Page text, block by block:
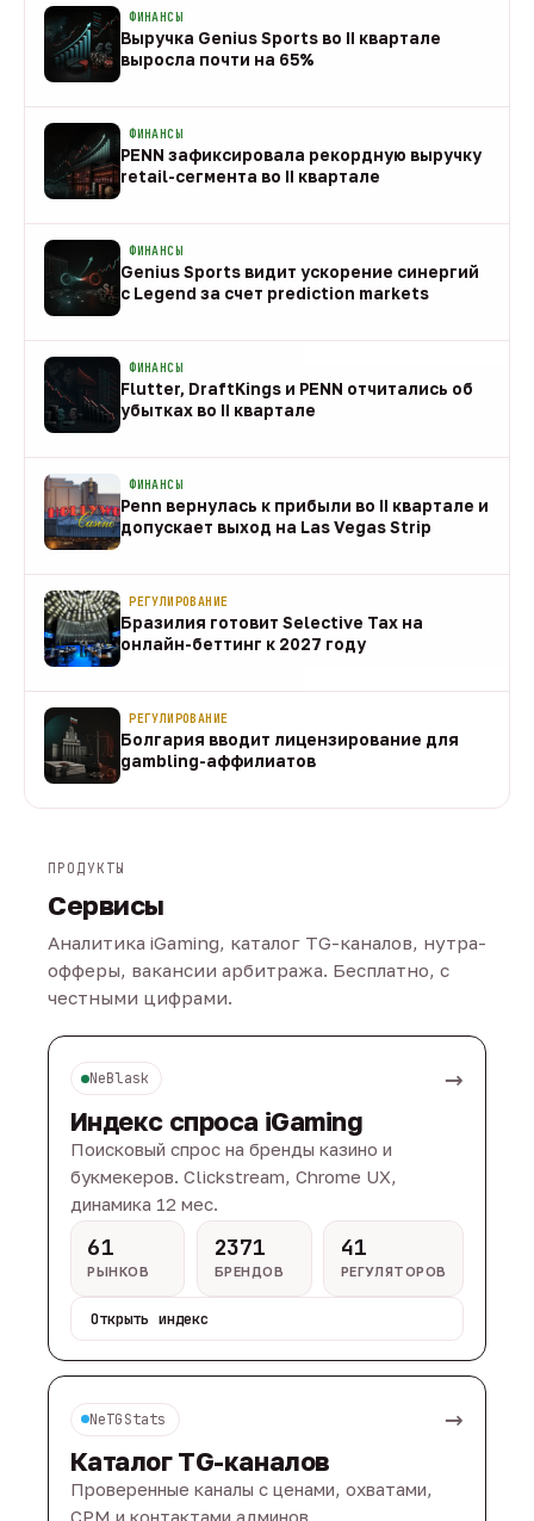
ФИНАНСЫ
Выручка Genius Sports во II квартале
выросла почти на 65%
ФИНАНСЫ
PENN зафиксировала рекордную выручку
retail-сегмента во II квартале
ФИНАНСЫ
Genius Sports видит ускорение синергий
с Legend за счет prediction markets
ФИНАНСЫ
Flutter, DraftKings и PENN отчитались об
убытках во II квартале
ФИНАНСЫ
Penn вернулась к прибыли во II квартале и
допускает выход на Las Vegas Strip
РЕГУЛИРОВАНИЕ
Бразилия готовит Selective Tax на
онлайн-беттинг к 2027 году
РЕГУЛИРОВАНИЕ
Болгария вводит лицензирование для
gambling-аффилиатов
ПРОДУКТЫ
Сервисы
Аналитика iGaming, каталог TG-каналов, нутра-
офферы, вакансии арбитража. Бесплатно, с
честными цифрами.
NeBlask →
Индекс спроса iGaming
Поисковый спрос на бренды казино и
букмекеров. Clickstream, Chrome UX,
динамика 12 мес.
61
РЫНКОВ
2371
БРЕНДОВ
41
РЕГУЛЯТОРОВ
Открыть индекс
NeTGStats →
Каталог TG-каналов
Проверенные каналы с ценами, охватами,
CPM и контактами админов.